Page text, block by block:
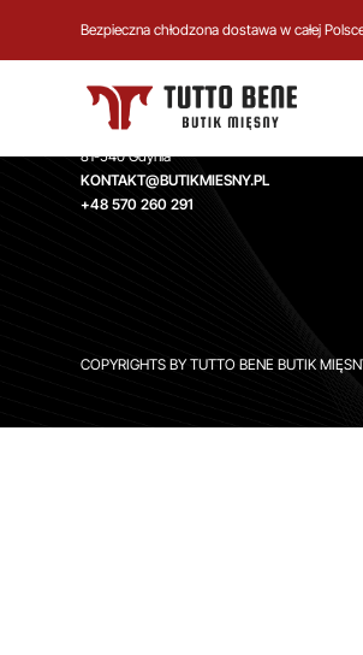
Bezpieczna chłodzona dostawa w całej
TUTTO BENE BUTIK MIĘSNY
Aleja Zwycięstwa 244,
81-540 Gdynia
KONTAKT@BUTIKMIESNY.PL
+48 570 260 291
COPYRIGHTS BY TUTTO BENE BUTIK